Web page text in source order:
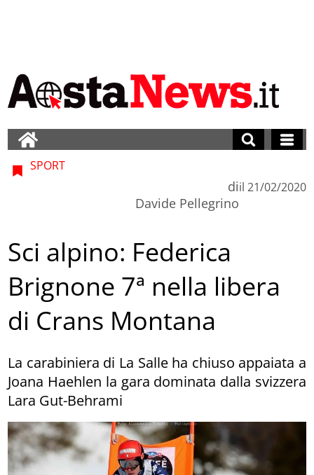
SPORT
di
Davide Pellegrino
il 21/02/2020
Sci alpino: Federica
Brignone 7ª nella libera
di Crans Montana
La carabiniera di La Salle ha chiuso appaiata a
Joana Haehlen la gara dominata dalla svizzera
Lara Gut-Behrami